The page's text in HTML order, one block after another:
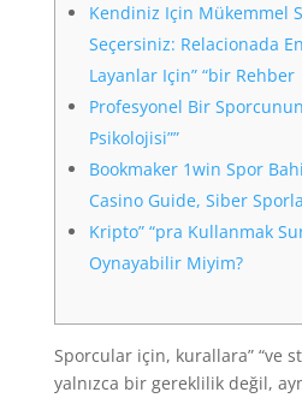
Kendiniz Için Mükemmel
Seçersiniz: Relacionada
Layanlar Için” “bir Rehber
Profesyonel Bir
Psikolojisi””
Bookmaker 1win Spor
Casino Guide, Siber Sporla
Kripto” “pra Kullanmak
Oynayabilir Miyim?
Sporcular için, kurallara” “ve
yalnızca bir gereklilik değil,